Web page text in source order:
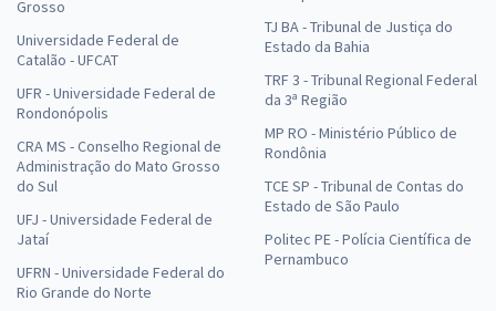
à vista
R$33,33
Economize R$ 99,98 (-20%)
Comprar
SESA PR - Secretaria de Saúde do Estado do Paraná - Engenheiro
Eletricista (Pós-Edital)
R$ 399,92
à vista
Grosso
Universidade Federal de
Catalão - UFCAT
UFR - Universidade Federal de
Rondonópolis
CRA MS - Conselho Regional de
Administração do Mato Grosso
do Sul
UFJ - Universidade Federal de
Jataí
UFRN - Universidade Federal do
Rio Grande do Norte
TJ BA - Tribunal de Justiça do
Estado da Bahia
TRF 3 - Tribunal Regional Federal
da 3ª Região
MP RO - Ministério Público de
Rondônia
TCE SP - Tribunal de Contas do
Estado de São Paulo
Politec PE - Polícia Científica de
Pernambuco